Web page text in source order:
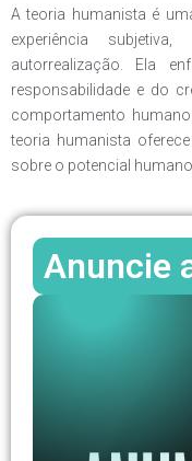
A teoria humanista é
experiência
autorrealização. Ela
responsabilidade e do
comportamento
teoria humanista
sobre o potencial humano.
Anuncie